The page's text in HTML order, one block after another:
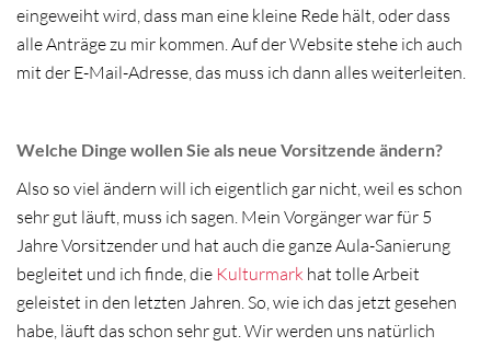
eingeweiht wird, dass man eine kleine Rede hält, oder dass
alle Anträge zu mir kommen. Auf der Website stehe ich auch
mit der E-Mail-Adresse, das muss ich dann alles weiterleiten.
Welche Dinge wollen Sie als neue Vorsitzende ändern?
Also so viel ändern will ich eigentlich gar nicht, weil es schon
sehr gut läuft, muss ich sagen. Mein Vorgänger war für 5
Jahre Vorsitzender und hat auch die ganze Aula-Sanierung
begleitet und ich finde, die Kulturmark hat tolle Arbeit
geleistet in den letzten Jahren. So, wie ich das jetzt gesehen
habe, läuft das schon sehr gut. Wir werden uns natürlich